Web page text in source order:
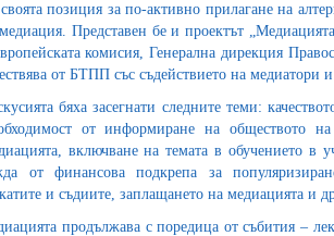
позиция за по-активно прилагане на
Представен бе и проектът
комисия, Генерална дирекция
от БТПП със съдействието на медиатори
бяха засегнати следните теми:
от информиране на обществото
включване на темата в обучението в
от финансова подкрепа за
и съдиите, заплащането на медиацията и
продължава с поредица от събития –